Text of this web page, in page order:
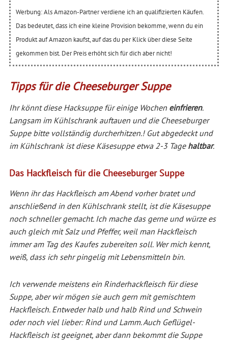
Werbung: Als Amazon-Partner verdiene ich an qualifizierten Käufen.
Das bedeutet, dass ich eine kleine Provision bekomme, wenn du ein
Produkt auf Amazon kaufst, auf das du per Klick über diese Seite
gekommen bist. Der Preis erhöht sich für dich aber nicht!
Tipps für die Cheeseburger Suppe
Ihr könnt diese Hacksuppe für einige Wochen einfrieren.
Langsam im Kühlschrank auftauen und die Cheeseburger
Suppe bitte vollständig durcherhitzen.! Gut abgedeckt und
im Kühlschrank ist diese Käsesuppe etwa 2-3 Tage haltbar.
Das Hackfleisch für die Cheeseburger Suppe
Wenn ihr das Hackfleisch am Abend vorher bratet und
anschließend in den Kühlschrank stellt, ist die Käsesuppe
noch schneller gemacht. Ich mache das gerne und würze es
auch gleich mit Salz und Pfeffer, weil man Hackfleisch
immer am Tag des Kaufes zubereiten soll. Wer mich kennt,
weiß, dass ich sehr pingelig mit Lebensmitteln bin.
Ich verwende meistens ein Rinderhackfleisch für diese
Suppe, aber wir mögen sie auch gern mit gemischtem
Hackfleisch. Entweder halb und halb Rind und Schwein
oder noch viel lieber: Rind und Lamm. Auch Geflügel-
Hackfleisch ist geeignet, aber dann bekommt die Suppe